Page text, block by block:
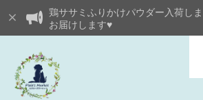
鶏ササミふりかけパウダー入荷し
お届けします♥